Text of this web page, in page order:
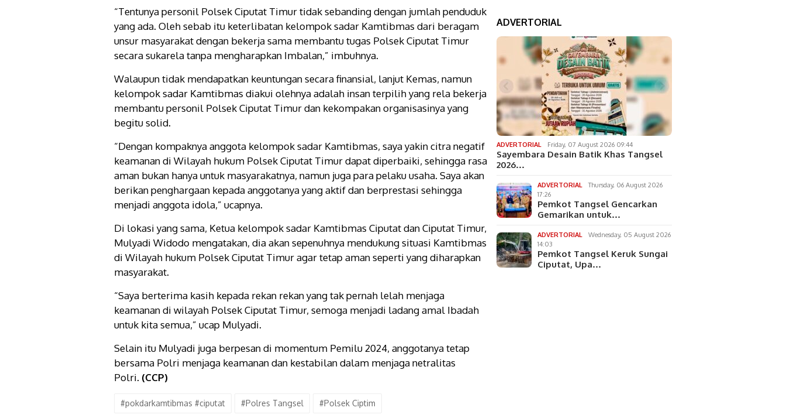
“Tentunya personil Polsek Ciputat Timur tidak sebanding dengan jumlah penduduk
yang ada. Oleh sebab itu keterlibatan kelompok sadar Kamtibmas dari beragam
unsur masyarakat dengan bekerja sama membantu tugas Polsek Ciputat Timur
secara sukarela tanpa mengharapkan Imbalan,” imbuhnya.
Walaupun tidak mendapatkan keuntungan secara finansial, lanjut Kemas, namun
kelompok sadar Kamtibmas diakui olehnya adalah insan terpilih yang rela bekerja
membantu personil Polsek Ciputat Timur dan kekompakan organisasinya yang
begitu solid.
“Dengan kompaknya anggota kelompok sadar Kamtibmas, saya yakin citra negatif
keamanan di Wilayah hukum Polsek Ciputat Timur dapat diperbaiki, sehingga rasa
aman bukan hanya untuk masyarakatnya, namun juga para pelaku usaha. Saya akan
berikan penghargaan kepada anggotanya yang aktif dan berprestasi sehingga
menjadi anggota idola,” ucapnya.
Di lokasi yang sama, Ketua kelompok sadar Kamtibmas Ciputat dan Ciputat Timur,
Mulyadi Widodo mengatakan, dia akan sepenuhnya mendukung situasi Kamtibmas
di Wilayah hukum Polsek Ciputat Timur agar tetap aman seperti yang diharapkan
masyarakat.
“Saya berterima kasih kepada rekan rekan yang tak pernah lelah menjaga
keamanan di wilayah Polsek Ciputat Timur, semoga menjadi ladang amal Ibadah
untuk kita semua,” ucap Mulyadi.
Selain itu Mulyadi juga berpesan di momentum Pemilu 2024, anggotanya tetap
bersama Polri menjaga keamanan dan kestabilan dalam menjaga netralitas
Polri. (CCP)
#pokdarkamtibmas #ciputat #Polres Tangsel #Polsek Ciptim
ADVERTORIAL
ADVERTORIAL Friday, 07 August 2026 09:44
Sayembara Desain Batik Khas Tangsel
2026…
ADVERTORIAL
Thursday, 06 August 2026
17:26
Pemkot Tangsel Gencarkan
Gemarikan untuk…
ADVERTORIAL
Wednesday, 05 August 2026
14:03
Pemkot Tangsel Keruk Sungai
Ciputat, Upa…